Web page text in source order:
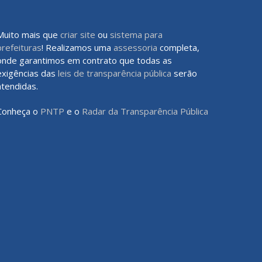
mais que criar site ou sistema para
! Realizamos uma assessoria completa,
garantimos em contrato que todas as
das leis de transparência pública serão
o PNTP e o Radar da Transparência Pública